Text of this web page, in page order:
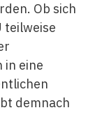
Ob sich
teilweise
in eine
demnach